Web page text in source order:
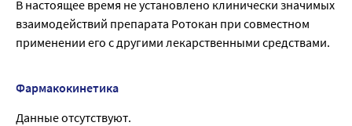
В настоящее время не установлено клинически значимых
взаимодействий препарата Ротокан при совместном
применении его с другими лекарственными средствами.
Фармакокинетика
Данные отсутствуют.